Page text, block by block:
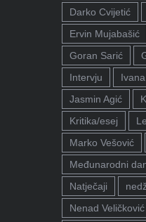
Darko Cvijetić
Ervin Mujabašić
Goran Sarić
Intervju
Jasmin Agić
Kritika/esej
Marko Vešović
Međunarodni
Natječaji
Nenad Veličković